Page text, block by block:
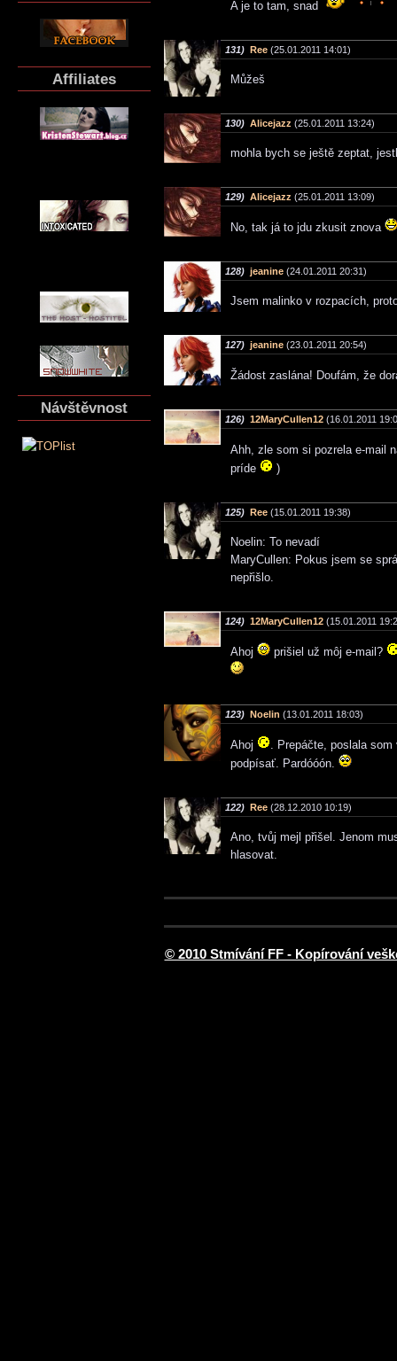
Affiliates
Návštěvnost
A je to tam, snad
131) Ree (25.01.2011 14:01)
Můžeš
130) Alicejazz (25.01.2011 13:24)
mohla bych se ještě zeptat,
129) Alicejazz (25.01.2011 13:09)
No, tak já to jdu zkusit znova
128) jeanine (24.01.2011 20:31)
Jsem malinko v rozpacích,
127) jeanine (23.01.2011 20:54)
Žádost zaslána! Doufám, že
126) 12MaryCullen12 (16.01.2011
Ahh, zle som si pozrela e-mail
príde
)
125) Ree (15.01.2011 19:38)
Noelin: To nevadí
MaryCullen: Pokus jsem se
nepřišlo.
124) 12MaryCullen12 (15.01.2011
Ahoj prišiel už môj e-mail?
123) Noelin (13.01.2011 18:03)
Ahoj
. Prepáčte, poslala
podpísať. Pardóóón.
122) Ree (28.12.2010 10:19)
Ano, tvůj mejl přišel. Jenom
hlasovat.
© 2010 Stmívání FF - Kopírování